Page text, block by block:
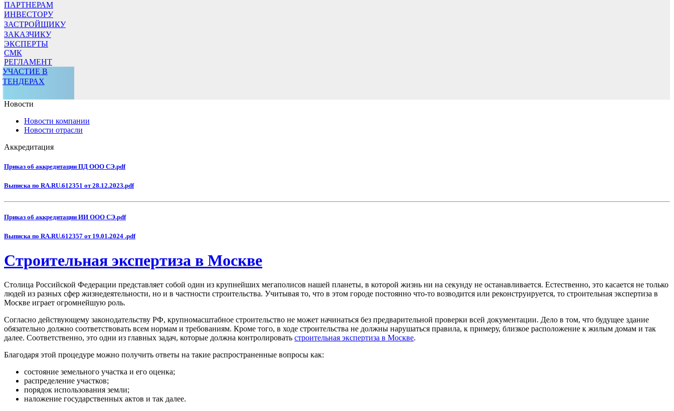
ПАРТНЕРАМ
ИНВЕСТОРУ
ЗАСТРОЙЩИКУ
ЗАКАЗЧИКУ
ЭКСПЕРТЫ
СМК
РЕГЛАМЕНТ
УЧАСТИЕ В
ТЕНДЕРАХ
Новости
Новости компании
Новости отрасли
Аккредитация
Приказ об аккредитации ПД ООО СЭ.pdf
Выписка по RA.RU.612351 от 28.12.2023.pdf
Приказ об аккредитации ИИ ООО СЭ.pdf
Выписка по RA.RU.612357 от 19.01.2024 .pdf
Строительная экспертиза в Москве
Столица Российской Федерации представляет собой один из крупнейших мегаполисов нашей планеты, в которой жизнь ни на секунду не останавливается. Естественно, это касается не только
людей из разных сфер жизнедеятельности, но и в частности строительства. Учитывая то, что в этом городе постоянно что-то возводится или реконструируется, то строительная экспертиза в
Москве играет огромнейшую роль.
Согласно действующему законодательству РФ, крупномасштабное строительство не может начинаться без предварительной проверки всей документации. Дело в том, что будущее здание
обязательно должно соответствовать всем нормам и требованиям. Кроме того, в ходе строительства не должны нарушаться правила, к примеру, близкое расположение к жилым домам и так
далее. Соответственно, это одни из главных задач, которые должна контролировать строительная экспертиза в Москве.
Благодаря этой процедуре можно получить ответы на такие распространенные вопросы как:
состояние земельного участка и его оценка;
распределение участков;
порядок использования земли;
наложение государственных актов и так далее.